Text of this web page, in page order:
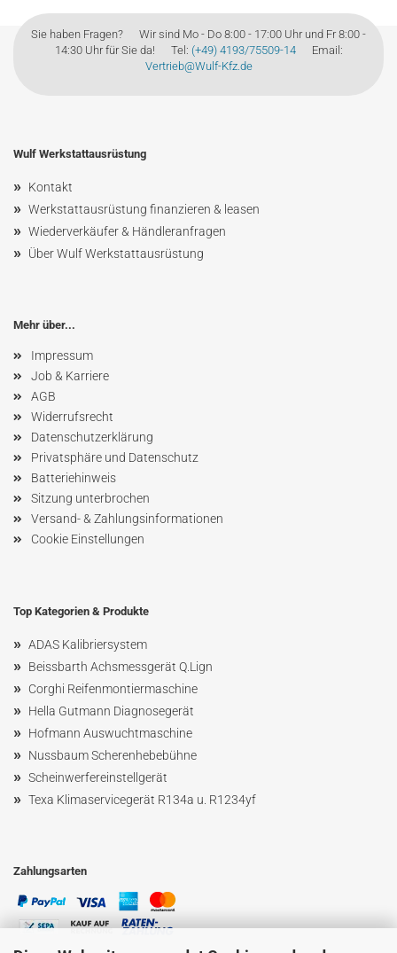
Sie haben Fragen? Wir sind Mo - Do 8:00 - 17:00 Uhr und Fr 8:00 -
14:30 Uhr für Sie da! Tel: (+49) 4193/75509-14Email:
Vertrieb@Wulf-Kfz.de
Wulf Werkstattausrüstung
» Kontakt
» Werkstattausrüstung finanzieren & leasen
» Wiederverkäufer & Händleranfragen
» Über Wulf Werkstattausrüstung
Mehr über...
Impressum
Job & Karriere
AGB
Widerrufsrecht
Datenschutzerklärung
Privatsphäre und Datenschutz
Batteriehinweis
Sitzung unterbrochen
Versand- & Zahlungsinformationen
Cookie Einstellungen
Top Kategorien & Produkte
» ADAS Kalibriersystem
» Beissbarth Achsmessgerät Q.Lign
» Corghi Reifenmontiermaschine
» Hella Gutmann Diagnosegerät
» Hofmann Auswuchtmaschine
» NussbaumScherenhebebühne
» Scheinwerfereinstellgerät
» Texa Klimaservicegerät R134a u. R1234yf
Zahlungsarten